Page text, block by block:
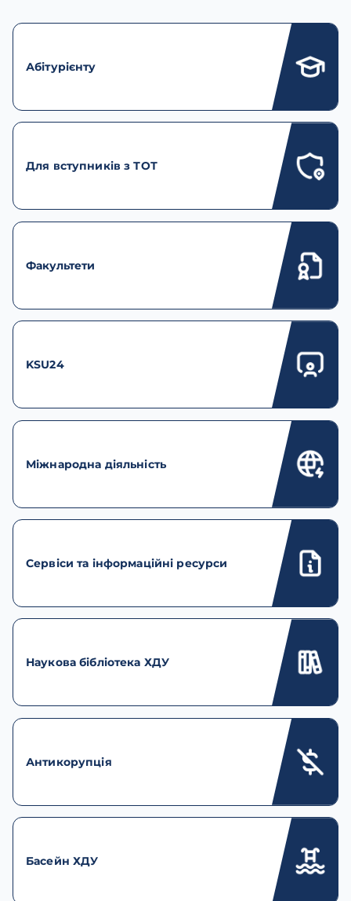
Абітурієнту
Для вступників з ТОТ
Факультети
KSU24
Міжнародна діяльність
Сервіси та інформаційні ресурси
Наукова бібліотека ХДУ
Антикорупція
Басейн ХДУ